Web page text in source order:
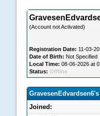
(Account not Activated)
Registration Date: 11-03-
Date of Birth: Not Specified
Local Time: 08-06-2026 at
Status: Offline
Joined: